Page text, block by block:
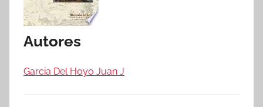
Autores
Garcia Del Hoyo Juan J